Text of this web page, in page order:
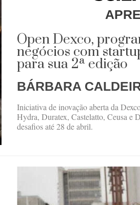
Open Dexco,
negócios com
para sua 2ª edição
BÁRBARA
Iniciativa de inovação aberta da
Hydra, Duratex, Castelatto, Ceusa e
desafios até 28 de abril.